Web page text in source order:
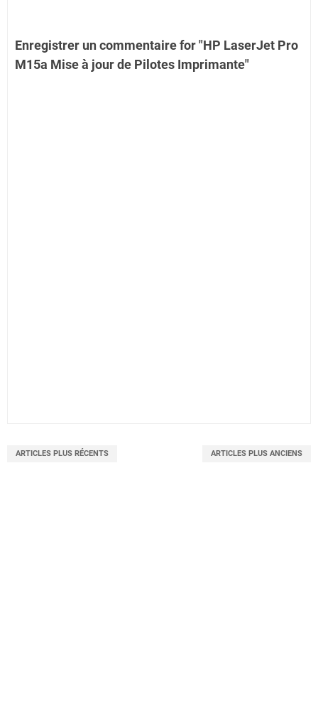
Enregistrer un commentaire for "HP LaserJet Pro
M15a Mise à jour de Pilotes Imprimante"
ARTICLES PLUS RÉCENTS ARTICLES PLUS ANCIENS